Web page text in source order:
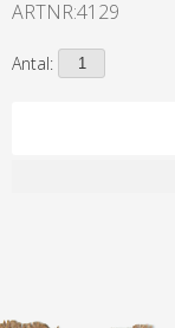
ARTNR:4129
Antal: